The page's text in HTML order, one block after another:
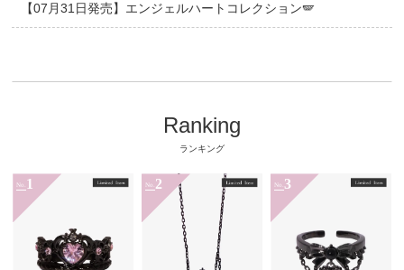
【07月31日発売】エンジェルハートコレクション🪽
Ranking
ランキング
No. 1 No. 2 No. 3